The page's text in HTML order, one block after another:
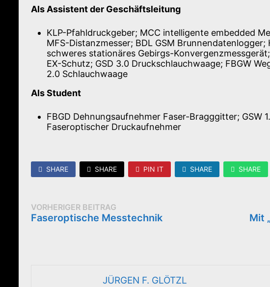
Als Assistent der Geschäftsleitung
KLP-Pfahldruckgeber; MCC intelligente embedded
MFS-Distanzmesser; BDL GSM
schweres stationäres Gebirgs-
EX-Schutz; GSD 3.0 Druckschlauchwaage; FBGW
2.0 Schlauchwaage
Als Student
FBGD Dehnungsaufnehmer Faser-Bragggitter; GSW
Faseroptischer Druckaufnehmer
SHARE SHARE PIN IT SHARE SHARE
BEITRAGSNAVIGATION
VORHERIGER BEITRAG
Beitrag:
Faseroptische Messtechnik
Mit
JÜRGEN F. GLÖTZL